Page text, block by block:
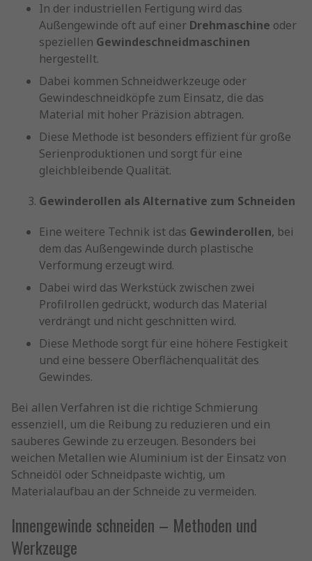
In der industriellen Fertigung wird das
Außengewinde oft auf einer Drehmaschine oder
speziellen Gewindeschneidmaschinen
hergestellt.
Dabei kommen Schneidwerkzeuge oder
Gewindeschneidköpfe zum Einsatz, die das
Material mit hoher Präzision abtragen.
Diese Methode ist besonders effizient für große
Serienproduktionen und sorgt für eine
gleichbleibende Qualität.
Gewinderollen als Alternative zum Schneiden
Eine weitere Technik ist das Gewinderollen, bei
dem das Außengewinde durch plastische
Verformung erzeugt wird.
Dabei wird das Werkstück zwischen zwei
Profilrollen gedrückt, wodurch das Material
verdrängt und nicht geschnitten wird.
Diese Methode sorgt für eine höhere Festigkeit
und eine bessere Oberflächenqualität des
Gewindes.
Bei allen Verfahren ist die richtige Schmierung
essenziell, um die Reibung zu reduzieren und ein
sauberes Gewinde zu erzeugen. Besonders bei
weichen Metallen wie Aluminium ist der Einsatz von
Schneidöl oder Schneidpaste wichtig, um
Materialaufbau an der Schneide zu vermeiden.
Innengewinde schneiden – Methoden und
Werkzeuge